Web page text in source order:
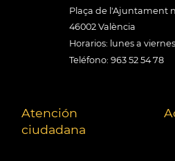
Plaça de l'Ajuntament
46002 València
Horarios: lunes a
Teléfono: 963 52 54 78
Atención
ciudadana